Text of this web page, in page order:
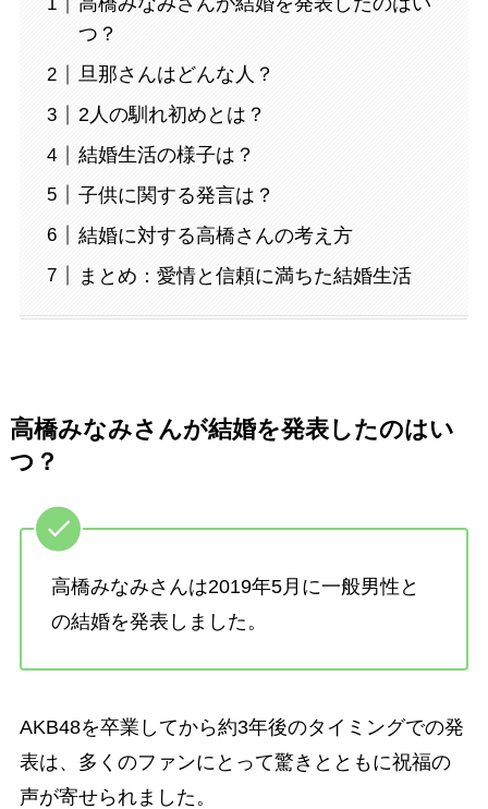
つ？
旦那さんはどんな人？
2人の馴れ初めとは？
結婚生活の様子は？
子供に関する発言は？
結婚に対する高橋さんの考え方
まとめ：愛情と信頼に満ちた結婚生活
高橋みなみさんが結婚を発表したのはい
つ？
高橋みなみさんは2019年5月に一般男性と
の結婚を発表しました。
AKB48を卒業してから約3年後のタイミングでの発
表は、多くのファンにとって驚きとともに祝福の
声が寄せられました。